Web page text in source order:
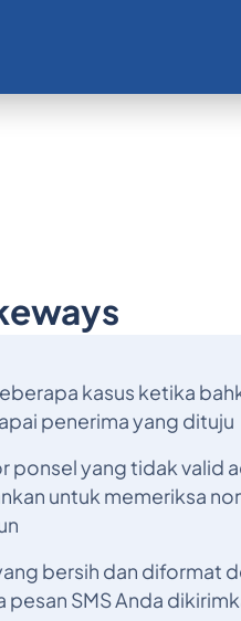
kasus ketika
penerima yang dituju
ponsel yang tidak valid
untuk memeriksa
bersih dan diformat
pesan SMS Anda